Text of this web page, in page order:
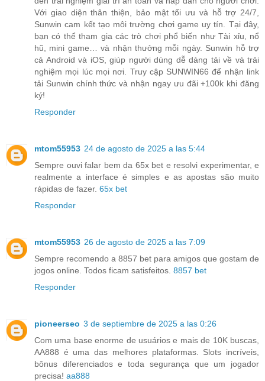
Với giao diện thân thiện, bảo mật tối ưu và hỗ trợ 24/7,
Sunwin cam kết tạo môi trường chơi game uy tín. Tại đây,
bạn có thể tham gia các trò chơi phổ biến như Tài xỉu, nổ
hũ, mini game… và nhận thưởng mỗi ngày. Sunwin hỗ trợ
cả Android và iOS, giúp người dùng dễ dàng tải về và trải
nghiệm mọi lúc mọi nơi. Truy cập SUNWIN66 để nhận link
tải Sunwin chính thức và nhận ngay ưu đãi +100k khi đăng
ký!
Responder
mtom55953 24 de agosto de 2025 a las 5:44
Sempre ouvi falar bem da 65x bet e resolvi experimentar, e
realmente a interface é simples e as apostas são muito
rápidas de fazer. 65x bet
Responder
mtom55953 26 de agosto de 2025 a las 7:09
Sempre recomendo a 8857 bet para amigos que gostam de
jogos online. Todos ficam satisfeitos. 8857 bet
Responder
pioneerseo 3 de septiembre de 2025 a las 0:26
Com uma base enorme de usuários e mais de 10K buscas,
AA888 é uma das melhores plataformas. Slots incríveis,
bônus diferenciados e toda segurança que um jogador
precisa! aa888